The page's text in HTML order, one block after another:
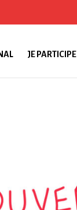
JE PARTICIPE